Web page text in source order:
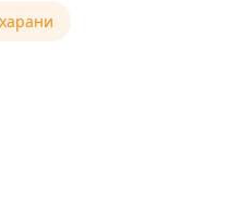
RADHE RADHE — By Vinod